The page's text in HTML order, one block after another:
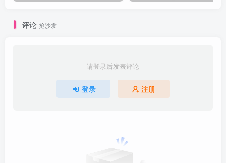
评论 抢沙发
请登录后发表评论
登录 注册